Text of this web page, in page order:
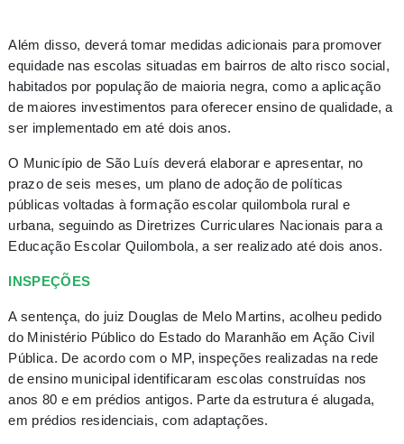
Além disso, deverá tomar medidas adicionais para promover
equidade nas escolas situadas em bairros de alto risco social,
habitados por população de maioria negra, como a aplicação
de maiores investimentos para oferecer ensino de qualidade, a
ser implementado em até dois anos.
O Município de São Luís deverá elaborar e apresentar, no
prazo de seis meses, um plano de adoção de políticas
públicas voltadas à formação escolar quilombola rural e
urbana, seguindo as Diretrizes Curriculares Nacionais para a
Educação Escolar Quilombola, a ser realizado até dois anos.
INSPEÇÕES
A sentença, do juiz Douglas de Melo Martins, acolheu pedido
do Ministério Público do Estado do Maranhão em Ação Civil
Pública. De acordo com o MP, inspeções realizadas na rede
de ensino municipal identificaram escolas construídas nos
anos 80 e em prédios antigos. Parte da estrutura é alugada,
em prédios residenciais, com adaptações.